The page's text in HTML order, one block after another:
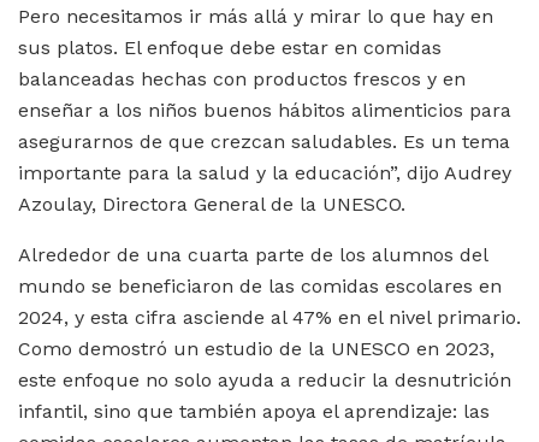
Pero necesitamos ir más allá y mirar lo que hay en
sus platos. El enfoque debe estar en comidas
balanceadas hechas con productos frescos y en
enseñar a los niños buenos hábitos alimenticios para
asegurarnos de que crezcan saludables. Es un tema
importante para la salud y la educación”, dijo Audrey
Azoulay, Directora General de la UNESCO.
Alrededor de una cuarta parte de los alumnos del
mundo se beneficiaron de las comidas escolares en
2024, y esta cifra asciende al 47% en el nivel primario.
Como demostró un estudio de la UNESCO en 2023,
este enfoque no solo ayuda a reducir la desnutrición
infantil, sino que también apoya el aprendizaje: las